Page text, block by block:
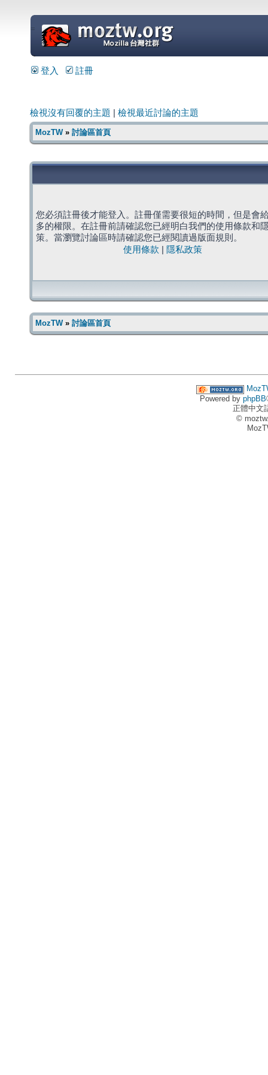
=
登入 註冊
檢視沒有回覆的主題 檢視最近討論的主題
MozTW» 討論區首頁
您必須註冊後才能登入。註冊僅需要很短的時間，但是會
多的權限。在註冊前請確認您已經明白我們的使用條款和
策。當瀏覽討論區時請確認您已經閱讀過版面規則。
使用條款
隱私政策
MozTW» 討論區首頁
Powered by phpBB
正體中文
©